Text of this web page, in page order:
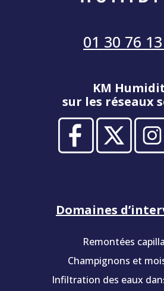
01 30 76
KM
sur les réseaux
Domaines
Remontées
Champignons et
Infiltration des eaux